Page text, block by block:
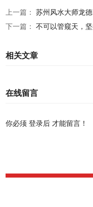
上一篇：苏州风水大师龙
下一篇：不可以管窥天，
相关文章
在线留言
你必须登录后 才能留言！